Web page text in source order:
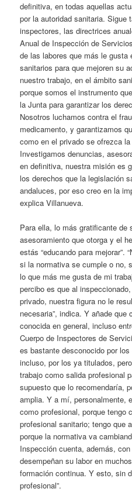
definitiva, en todas aquellas
por la autoridad sanitaria. Sigue
inspectores, las directrices
Anual de Inspección de
de las labores que más le gusta
sanitarios para que mejoren su
nuestro trabajo, en el ámbito
porque somos el instrumento
la Junta para garantizar los
Nosotros luchamos contra el
medicamento, y garantizamos
como en el privado se ofrezca
Investigamos denuncias,
en definitiva, nuestra misión es
los derechos que la legislación
andaluces, por eso creo en la
explica Villanueva.
Para ella, lo más gratificante de
asesoramiento que otorga y el
estás “educando para mejorar”.
si la normativa se cumple o no,
lo que más me gusta de mi
percibo es que al
privado, nuestra figura no le
necesaria”, indica. Y añade que
conocida en general, incluso
Cuerpo de Inspectores de
es bastante desconocido por
incluso, por los ya titulados,
trabajo como salida profesional
supuesto que lo recomendaría,
amplia. Y a mí, personalmente,
como profesional, porque tengo
profesional sanitario; tengo que
porque la normativa va
Inspección cuenta, además,
desempeñan su labor en
formación continua. Y esto, sin
profesional”.